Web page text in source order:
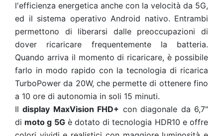
l'efficienza energetica anche con la velocità da 5G,
ed il sistema operativo Android nativo. Entrambi
permettono di liberarsi dalle preoccupazioni di
dover ricaricare frequentemente la batteria.
Quando arriva il momento di ricaricare, è possibile
farlo in modo rapido con la tecnologia di ricarica
TurboPower da 20W, che permette di ottenere fino
a 10 ore di autonomia in soli 15 minuti.
Ildisplay MaxVision FHD+ con diagonale da 6,7"
di moto g 5Gè dotato di tecnologia HDR10 e offre